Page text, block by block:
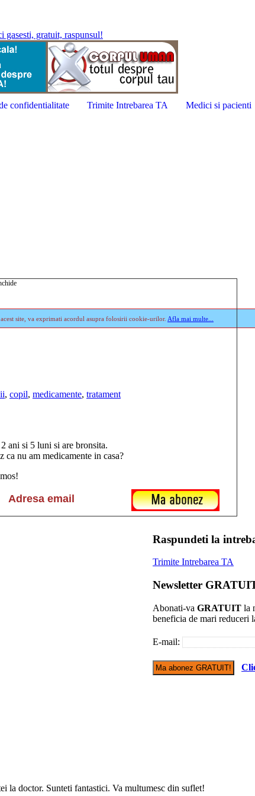
confidentialitate Trimite Intrebarea TA Medici si pacienti
site, va exprimati acordul asupra folosirii cookie-urilor. Afla mai multe...
, copil, medicamente, tratament
ani si 5 luni si are bronsita.
ca nu am medicamente in casa?
Raspundeti la
Trimite Intrebarea TA
Newsletter
Abonati-va GRATUIT la
beneficia de mari reduceri
E-mail:
la doctor. Sunteti fantastici. Va multumesc din suflet!